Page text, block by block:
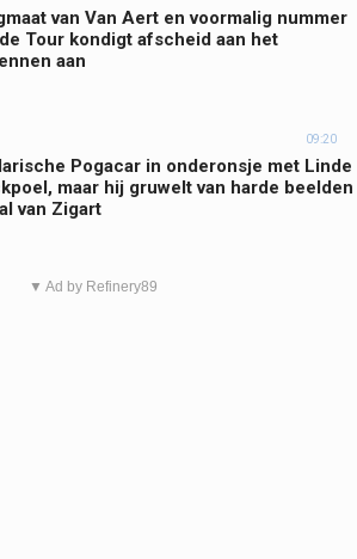
van Van Aert en voormalig nummer
Tour kondigt afscheid aan het
aan
09:20
Pogacar in onderonsje met Linde
maar hij gruwelt van harde beelden
van Zigart
▼ Ad by Refinery89